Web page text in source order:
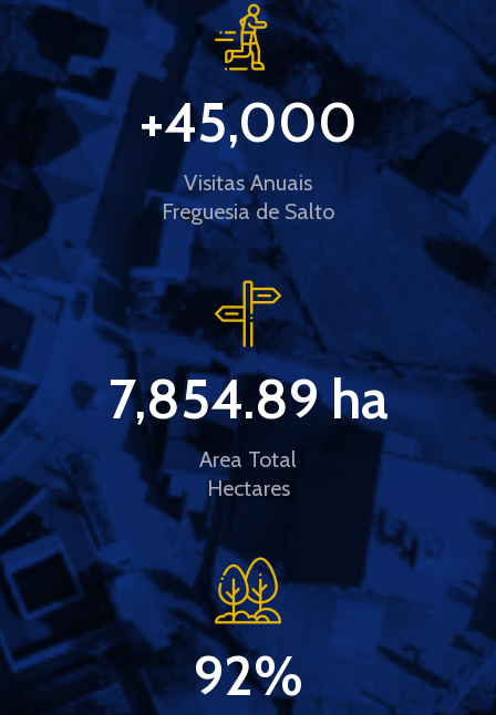
Visitas Anuais
Freguesia de Salto
+45,000
Area Total
Hectares
7,854.89 ha
92%